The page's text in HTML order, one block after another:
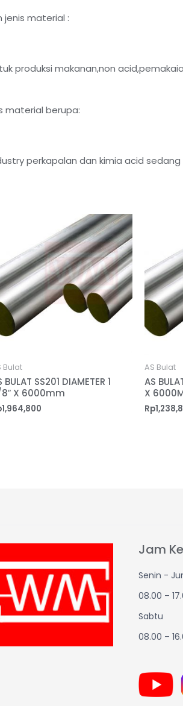
jenis material :
produksi makanan,non
material berupa:
perkapalan dan kimia acid
Bulat
BULAT SS201 DIAMETER 1
X 6000mm
1,964,800
AS Bulat
AS
X
Rp
Jam
Senin -
08.00 –
Sabtu
08.00 –